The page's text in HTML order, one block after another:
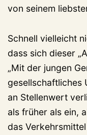
von seinem
Schnell vielleicht
dass sich dieser
„Mit der jungen
gesellschaftliches
an Stellenwert
als früher als ein,
das